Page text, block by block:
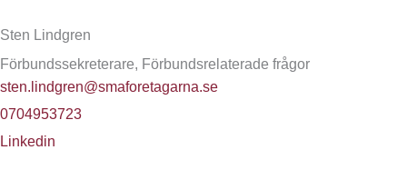
Sten Lindgren
Förbundssekreterare, Förbundsrelaterade frågor
sten.lindgren@smaforetagarna.se
0704953723
Linkedin